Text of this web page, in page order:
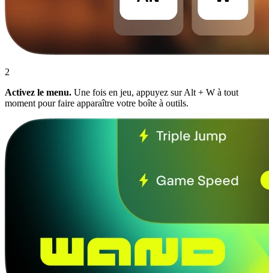
2
Activez le menu. Une fois en jeu, appuyez sur Alt + W à tout
moment pour faire apparaître votre boîte à outils.